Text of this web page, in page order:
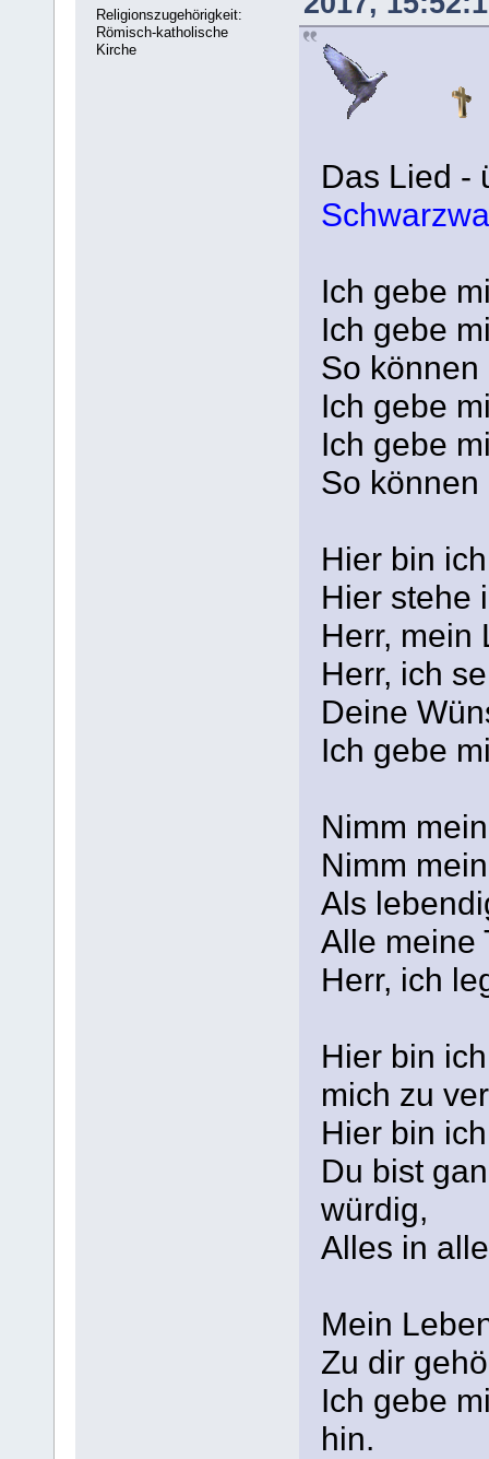
Religionszugehörigkeit:
Römisch-katholische
Kirche
Das Lied -
Ich gebe
Ich gebe
So
Ich gebe
Ich gebe
So
Hier bin
Hier stehe
Herr, mein
Herr, ich
Deine
Ich gebe
Nimm
Nimm
Als
Alle meine
Herr, ich
Hier bin
mich zu
Hier bin
Du bist
würdig,
Alles in
Mein
Zu dir
Ich gebe
hin.